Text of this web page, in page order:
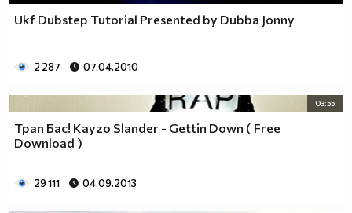
Ukf Dubstep Tutorial Presented by Dubba Jonny
2 287 07.04.2010
03:55
Трап Бас! Kayzo Slander - Gettin Down ( Free
Download )
29 111 04.09.2013